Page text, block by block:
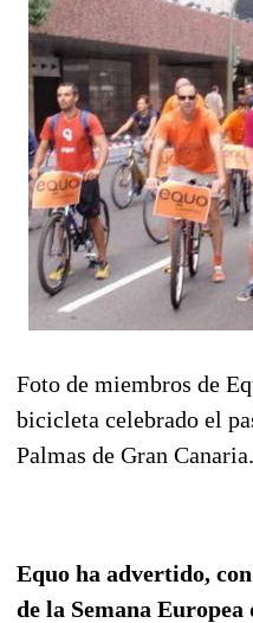
Foto de miembros de
bicicleta celebrado el
Palmas de Gran Canaria.
Equo ha advertido,
de la Semana